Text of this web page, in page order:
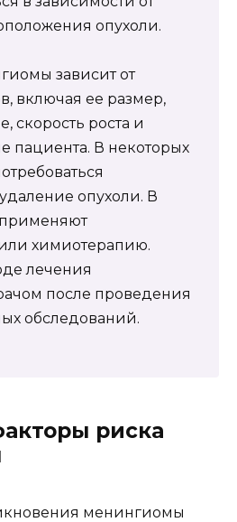
опухоли.
зависит от
включая ее размер,
скорость роста и
пациента. В некоторых
опухоли. В
применяют
химиотерапию.
лечения
после проведения
обследований.
риска
менингиомы